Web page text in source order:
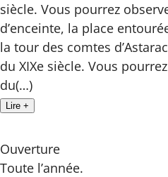
siècle. Vous pourrez
d’enceinte, la place
la tour des comtes
du XIXe siècle. Vous
du(…)
Lire +
Ouverture
Toute l’année.